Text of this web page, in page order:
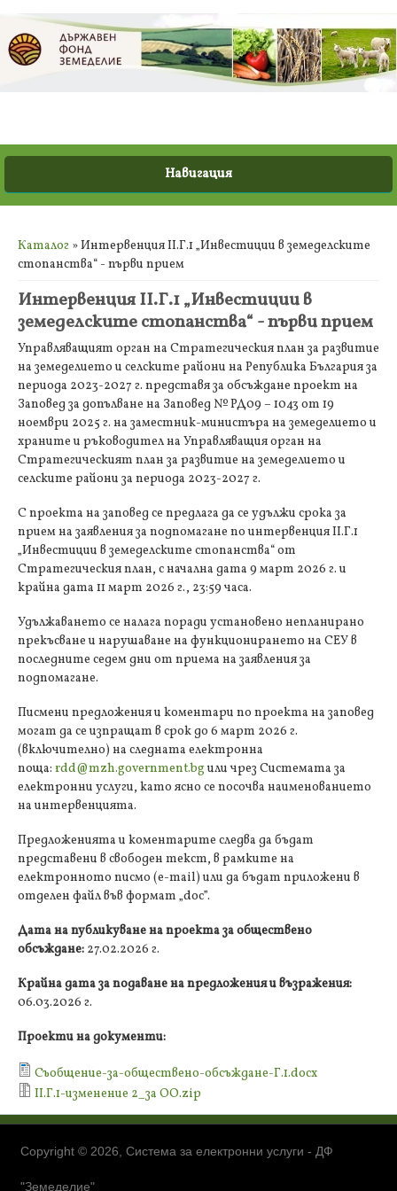
Вие сте тук
Каталог » Интервенция II.Г.1 „Инвестиции в земеделските
стопанства“ - първи прием
Интервенция II.Г.1 „Инвестиции в
земеделските стопанства“ - първи прием
Управляващият орган на Стратегическия план за развитие
на земеделието и селските райони на Република България за
периода 2023-2027 г. представя за обсъждане проект на
Заповед за допълване на Заповед № РД09 – 1043 от 19
ноември 2025 г. на заместник-министъра на земеделието и
храните и ръководител на Управляващия орган на
Стратегическият план за развитие на земеделието и
селските райони за периода 2023-2027 г.
С проекта на заповед се предлага да се удължи срока за
прием на заявления за подпомагане по интервенция ІІ.Г.1
„Инвестиции в земеделските стопанства“ от
Стратегическия план, с начална дата 9 март 2026 г. и
крайна дата 11 март 2026 г., 23:59 часа.
Удължаването се налага поради установено непланирано
прекъсване и нарушаване на функционирането на СЕУ в
последните седем дни от приема на заявления за
подпомагане.
Писмени предложения и коментари по проекта на заповед
могат да се изпращат в срок до 6 март 2026 г.
(включително) на следната електронна
поща: rdd@mzh.government.bgили чрез Системата за
електронни услуги, като ясно се посочва наименованието
на интервенцията.
Предложенията и коментарите следва да бъдат
представени в свободен текст, в рамките на
електронното писмо (e-mail) или да бъдат приложени в
отделен файл във формат „doc”.
Дата на публикуване на проекта за обществено
обсъждане: 27.02.2026 г.
Крайна дата за подаване на предложения и възражения:
06.03.2026 г.
Проекти на документи:
Съобщение-за-обществено-обсъждане-Г.1.docx
ІІ.Г.1-изменение 2_за ОО.zip
Copyright © 2026, Система за електронни услуги - ДФ
"Земеделие"